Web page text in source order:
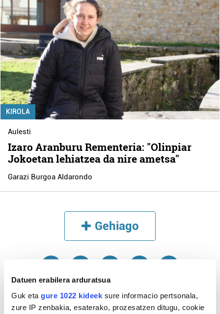
Datuen erabilera arduratsua
Guk eta gure 1022 kideek sure informacio pertsonala,
zure IP zenbakia, esaterako, prozesatzen ditugu, cookie
KIROLA
Aulesti
Izaro Aranburu Rementeria: "Olinpiar
Jokoetan lehiatzea da nire ametsa"
Garazi Burgoa Aldarondo
Gehiago